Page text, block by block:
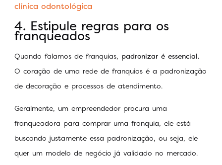
clínica odontológica
4. Estipule regras para os
franqueados
Quando falamos de franquias, padronizar é essencial.
O coração de uma rede de franquias é a padronização
de decoração e processos de atendimento.
Geralmente, um empreendedor procura uma
franqueadora para comprar uma franquia, ele está
buscando justamente essa padronização, ou seja, ele
quer um modelo de negócio já validado no mercado.